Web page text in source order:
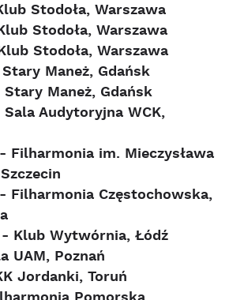
Stodoła, Warszawa
Stodoła, Warszawa
Stodoła, Warszawa
Maneż, Gdańsk
Maneż, Gdańsk
Audytoryjna WCK,
Filharmonia im. Mieczysława
Filharmonia Częstochowska,
Klub Wytwórnia, Łódź
UAM, Poznań
Jordanki, Toruń